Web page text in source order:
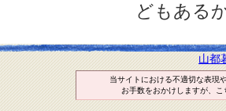
どもある
山都
当サイトにおける不適切な表現
お手数をおかけしますが、こ